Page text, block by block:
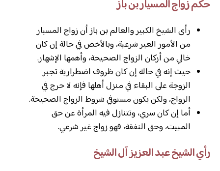
حكم زواج المسيار بن باز
رأى الشيخ الكبير والعالم بن باز أن زواج المسيار
من الأمور الغير شرعية، وبالأخص في حالة إن كان
خالي من أركان الزواج الصحيحة، وأهمها الإشهار.
حيث إنه في حالة إن كان ظروف اضطرارية تجبر
الزوجة على البقاء في منزل أهلها فإنه لا حرج في
الزواج، ولكن يكون مستوفي شروط الزواج الصحيحة.
أما إن كان سري، وتتنازل فيه المرأة عن حق
المبيت، وحق النفقة، فهو زواج غير شرعي.
رأي الشيخ عبد العزيز آل الشيخ